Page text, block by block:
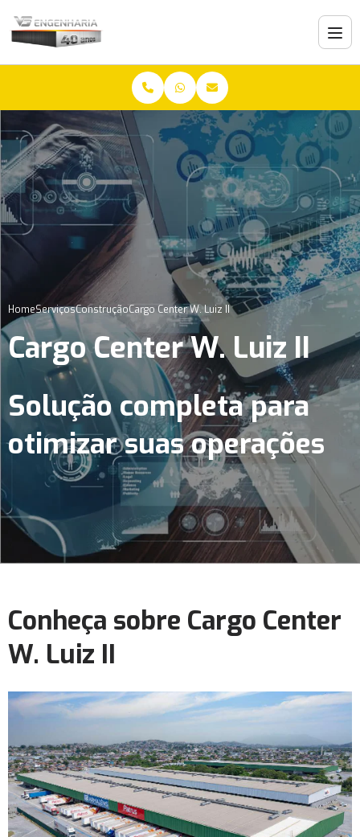
HomeServiçosConstruçãoCargo Center W. Luiz II
Cargo Center W. Luiz II
Solução completa para
otimizar suas operações
Conheça sobre Cargo Center
W. Luiz II